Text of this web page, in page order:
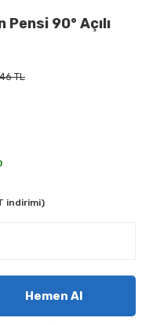
90° Açılı
TL
indirimi)
Hemen Al